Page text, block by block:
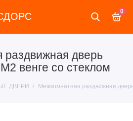
0
дверь
венге со стеклом
ДВЕРИ Межкомнатная раздвижная